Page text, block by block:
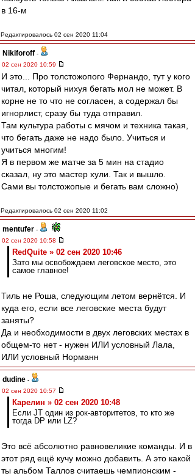
в 16-м
Редактировалось 02 сен 2020 11:04
Nikiforoff -
02 сен 2020 10:59
И это... Про толстожопого Фернандо, тут у кого
читал, который нихуя бегать мол не может. В
корне не то что не согласен, а содержал бы
игнорлист, сразу бы туда отправил.
Там культура работы с мячом и техника такая,
что бегать даже не надо было. Учиться и
учиться многим!
Я в первом же матче за 5 мин на стадио
сказал, ну это мастер хули. Так и вышло.
Сами вы толстожопые и бегать вам сложно)
Редактировалось 02 сен 2020 11:02
mentufer -
02 сен 2020 10:58
RedQuite » 02 сен 2020 10:46
Зато мы освобождаем леговское место, это
самое главное!
Тиль не Роша, следующим летом вернётся. И
куда его, если все леговские места будут
заняты?
Да и необходимости в двух леговских местах в
общем-то нет - нужен ИЛИ условный Лала,
ИЛИ условный Норманн
dudine -
02 сен 2020 10:57
Карелин » 02 сен 2020 10:48
Если JT один из рок-авторитетов, то кто же
тогда DP или LZ?
Это всё абсолютно равновеликие команды. И в
этот ряд ещё кучу можно добавить. А это какой
ты альбом Таллов считаешь чемпионским -